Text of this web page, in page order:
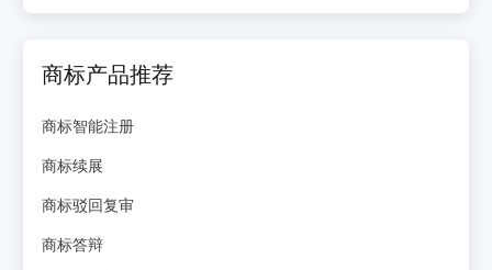
商标产品推荐
商标智能注册
商标续展
商标驳回复审
商标答辩